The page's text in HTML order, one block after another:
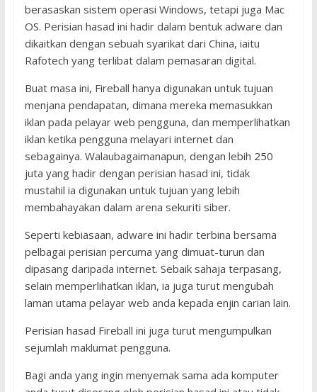
berasaskan sistem operasi Windows, tetapi juga Mac
OS. Perisian hasad ini hadir dalam bentuk adware dan
dikaitkan dengan sebuah syarikat dari China, iaitu
Rafotech yang terlibat dalam pemasaran digital.
Buat masa ini, Fireball hanya digunakan untuk tujuan
menjana pendapatan, dimana mereka memasukkan
iklan pada pelayar web pengguna, dan memperlihatkan
iklan ketika pengguna melayari internet dan
sebagainya. Walaubagaimanapun, dengan lebih 250
juta yang hadir dengan perisian hasad ini, tidak
mustahil ia digunakan untuk tujuan yang lebih
membahayakan dalam arena sekuriti siber.
Seperti kebiasaan, adware ini hadir terbina bersama
pelbagai perisian percuma yang dimuat-turun dan
dipasang daripada internet. Sebaik sahaja terpasang,
selain memperlihatkan iklan, ia juga turut mengubah
laman utama pelayar web anda kepada enjin carian lain.
Perisian hasad Fireball ini juga turut mengumpulkan
sejumlah maklumat pengguna.
Bagi anda yang ingin menyemak sama ada komputer